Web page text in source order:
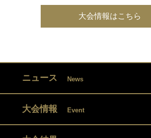
大会情報はこちら
ニュース News
大会情報 Event